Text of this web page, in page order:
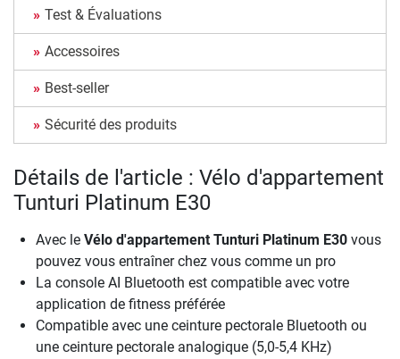
Test & Évaluations
Accessoires
Best-seller
Sécurité des produits
Détails de l'article : Vélo d'appartement
Tunturi Platinum E30
Avec le Vélo d'appartement Tunturi Platinum E30 vous
pouvez vous entraîner chez vous comme un pro
La console AI Bluetooth est compatible avec votre
application de fitness préférée
Compatible avec une ceinture pectorale Bluetooth ou
une ceinture pectorale analogique (5,0-5,4 KHz)